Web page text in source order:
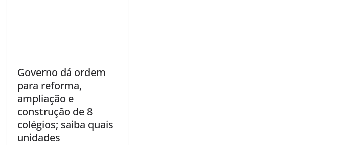
Governo dá ordem
para reforma,
ampliação e
construção de 8
colégios; saiba quais
unidades